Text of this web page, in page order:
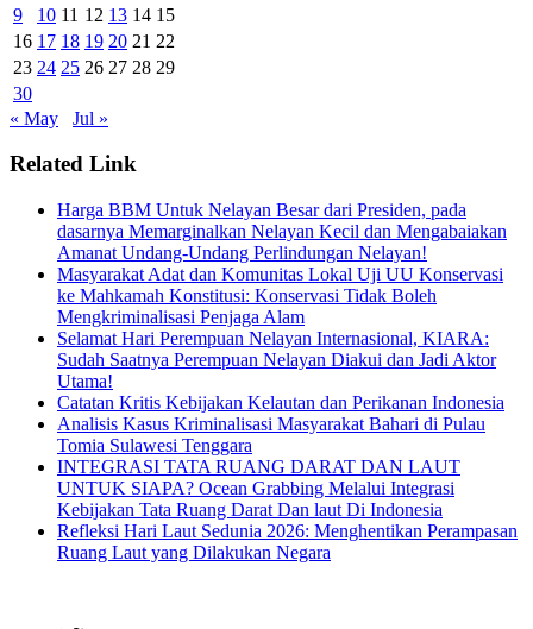
9
10 11 12 13 14 15
16 17 18 19 20 21 22
23 24 25 26 27 28 29
30
« May
Jul »
Related Link
Harga BBM Untuk Nelayan Besar dari Presiden, pada
dasarnya Memarginalkan Nelayan Kecil dan Mengabaiakan
Amanat Undang-Undang Perlindungan Nelayan!
Masyarakat Adat dan Komunitas Lokal Uji UU Konservasi
ke Mahkamah Konstitusi: Konservasi Tidak Boleh
Mengkriminalisasi Penjaga Alam
Selamat Hari Perempuan Nelayan Internasional, KIARA:
Sudah Saatnya Perempuan Nelayan Diakui dan Jadi Aktor
Utama!
Catatan Kritis Kebijakan Kelautan dan Perikanan Indonesia
Analisis Kasus Kriminalisasi Masyarakat Bahari di Pulau
Tomia Sulawesi Tenggara
INTEGRASI TATA RUANG DARAT DAN LAUT
UNTUK SIAPA? Ocean Grabbing Melalui Integrasi
Kebijakan Tata Ruang Darat Dan laut Di Indonesia
Refleksi Hari Laut Sedunia 2026: Menghentikan Perampasan
Ruang Laut yang Dilakukan Negara